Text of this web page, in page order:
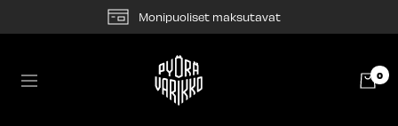
Monipuoliset maksutavat
Navigaatio
Pyörävarikko
0